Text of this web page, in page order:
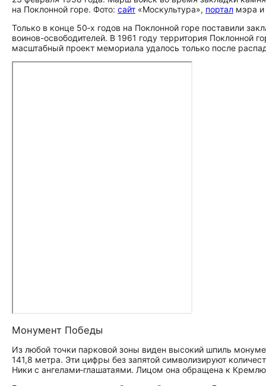
на Поклонной горе. Фото: сайт «Москультура», портал мэра и
Только в конце 50‑х годов на Поклонной горе поставили
воинов-освободителей. В 1961 году территория Поклонной
масштабный проект мемориала удалось только после
Монумент Победы
Из любой точки парковой зоны виден высокий шпиль
141,8 метра. Эти цифры без запятой символизируют
Ники с ангелами‑глашатаями. Лицом она обращена к